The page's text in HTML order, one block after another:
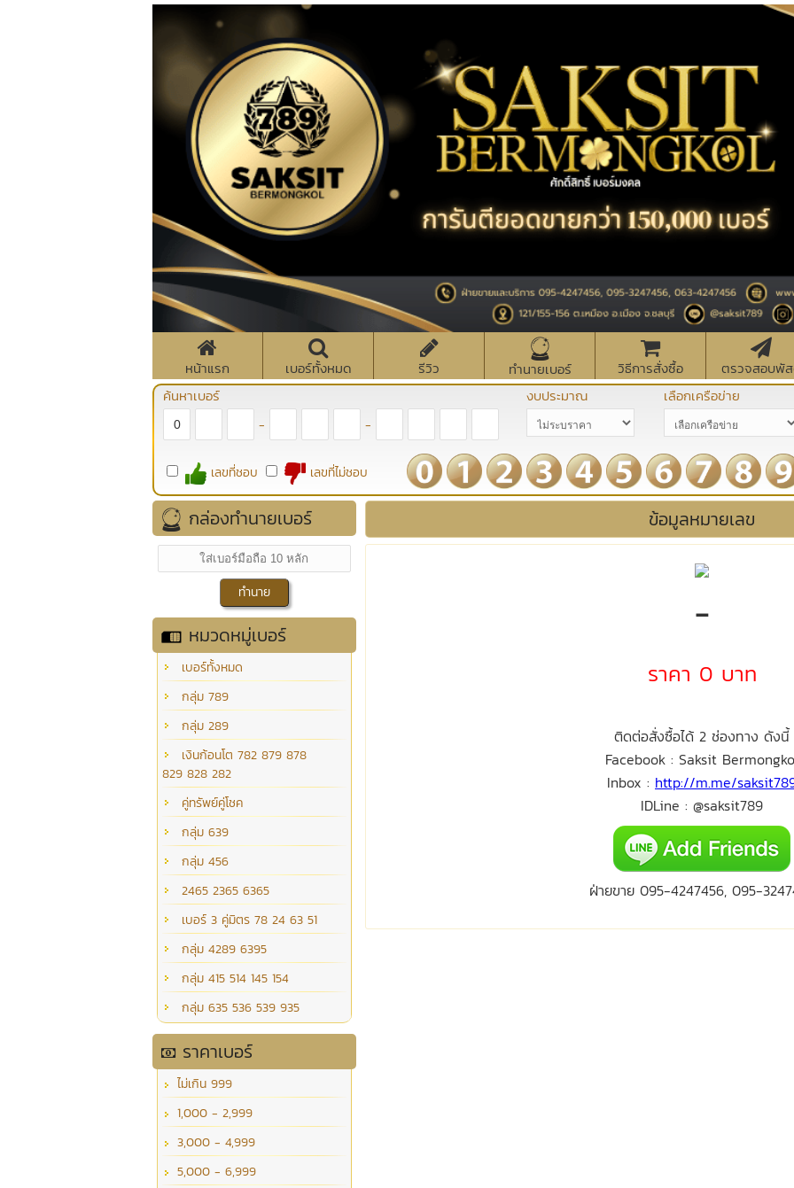
หน้าแรก เบอร์ทั้งหมด รีวิว ทำนายเบอร์ วิธีการสั่งซื้อ
ตรวจสอบพั
ค้นหาเบอร์
- -
งบประมาณ เลือกเครือข่าย
เลขที่ชอบ เลขที่ไม่ชอบ
กล่องทำนายเบอร์
หมวดหมู่เบอร์
เบอร์ทั้งหมด
กลุ่ม 789
กลุ่ม 289
เงินก้อนโต 782 879 878
829 828 282
คู่ทรัพย์คู่โชค
กลุ่ม 639
กลุ่ม 456
2465 2365 6365
เบอร์ 3 คู่มิตร 78 24 63 51
กลุ่ม 4289 6395
กลุ่ม 415 514 145 154
กลุ่ม 635 536 539 935
ราคาเบอร์
ไม่เกิน 999
1,000 - 2,999
3,000 - 4,999
5,000 - 6,999
ข้อมูลหมายเลข
-
ราคา 0 บาท
ติดต่อสั่งซื้อได้ 2 ช่องทาง ดังนี้
Facebook : Saksit
Inbox : http://m.me/
IDLine : @saksit789
ฝ่ายขาย 095-4247456, 095-